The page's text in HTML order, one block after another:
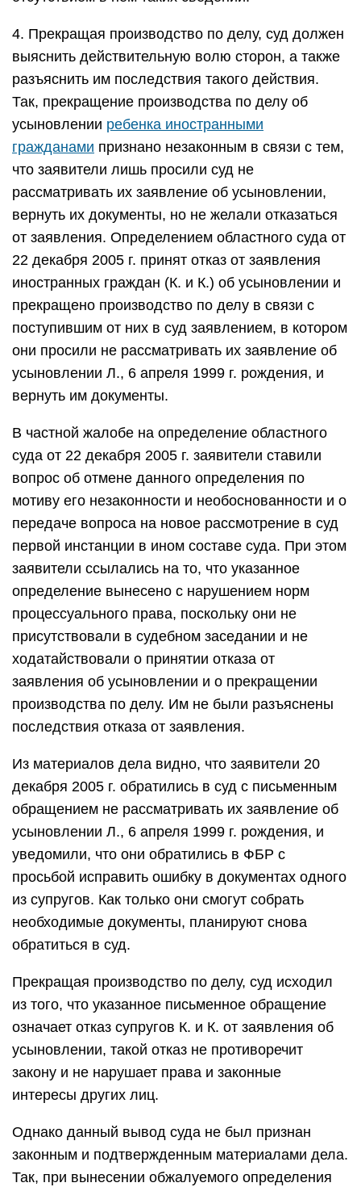
4. Прекращая производство по делу, суд должен
выяснить действительную волю сторон, а также
разъяснить им последствия такого действия.
Так, прекращение производства по делу об
усыновлении ребенка иностранными
гражданами признано незаконным в связи с тем,
что заявители лишь просили суд не
рассматривать их заявление об усыновлении,
вернуть их документы, но не желали отказаться
от заявления. Определением областного суда от
22 декабря 2005 г. принят отказ от заявления
иностранных граждан (К. и К.) об усыновлении и
прекращено производство по делу в связи с
поступившим от них в суд заявлением, в котором
они просили не рассматривать их заявление об
усыновлении Л., 6 апреля 1999 г. рождения, и
вернуть им документы.
В частной жалобе на определение областного
суда от 22 декабря 2005 г. заявители ставили
вопрос об отмене данного определения по
мотиву его незаконности и необоснованности и о
передаче вопроса на новое рассмотрение в суд
первой инстанции в ином составе суда. При этом
заявители ссылались на то, что указанное
определение вынесено с нарушением норм
процессуального права, поскольку они не
присутствовали в судебном заседании и не
ходатайствовали о принятии отказа от
заявления об усыновлении и о прекращении
производства по делу. Им не были разъяснены
последствия отказа от заявления.
Из материалов дела видно, что заявители 20
декабря 2005 г. обратились в суд с письменным
обращением не рассматривать их заявление об
усыновлении Л., 6 апреля 1999 г. рождения, и
уведомили, что они обратились в ФБР с
просьбой исправить ошибку в документах одного
из супругов. Как только они смогут собрать
необходимые документы, планируют снова
обратиться в суд.
Прекращая производство по делу, суд исходил
из того, что указанное письменное обращение
означает отказ супругов К. и К. от заявления об
усыновлении, такой отказ не противоречит
закону и не нарушает права и законные
интересы других лиц.
Однако данный вывод суда не был признан
законным и подтвержденным материалами дела.
Так, при вынесении обжалуемого определения